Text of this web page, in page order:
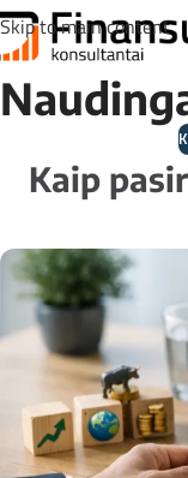
Skip to main content
Kaip